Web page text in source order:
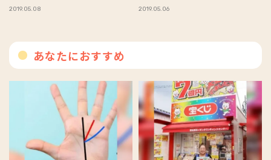
2019.05.08 2019.05.06
あなたにおすすめ